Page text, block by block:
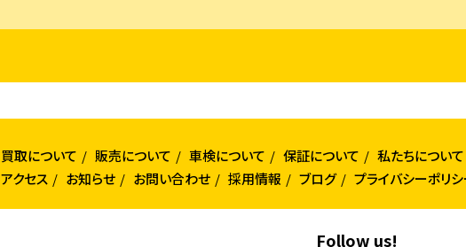
買取について 販売について 車検について 保証について
私たちについて
アクセス
お知らせ お問い合わせ 採用情報 ブログ プライバシーポリ
Follow us!